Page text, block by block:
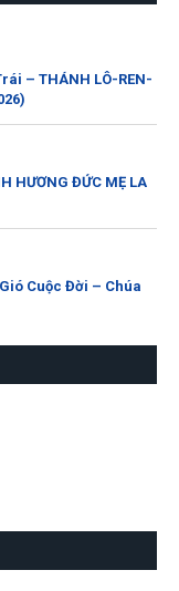
– THÁNH LÔ-REN-
HƯƠNG ĐỨC MẸ LA
Cuộc Đời – Chúa